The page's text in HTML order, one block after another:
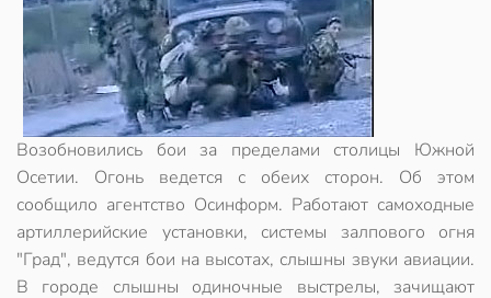
Возобновились бои за пределами столицы Южной
Осетии. Огонь ведется с обеих сторон. Об этом
сообщило агентство Осинформ. Работают самоходные
артиллерийские установки, системы залпового огня
"Град", ведутся бои на высотах, слышны звуки авиации.
В городе слышны одиночные выстрелы, зачищают